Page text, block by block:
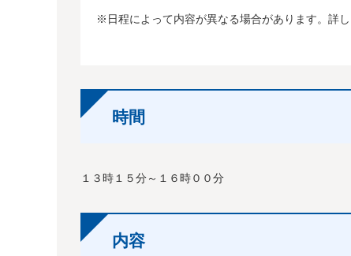
※日程によって内容が異なる場合があります。詳し
時間
１３時１５分～１６時００分
内容